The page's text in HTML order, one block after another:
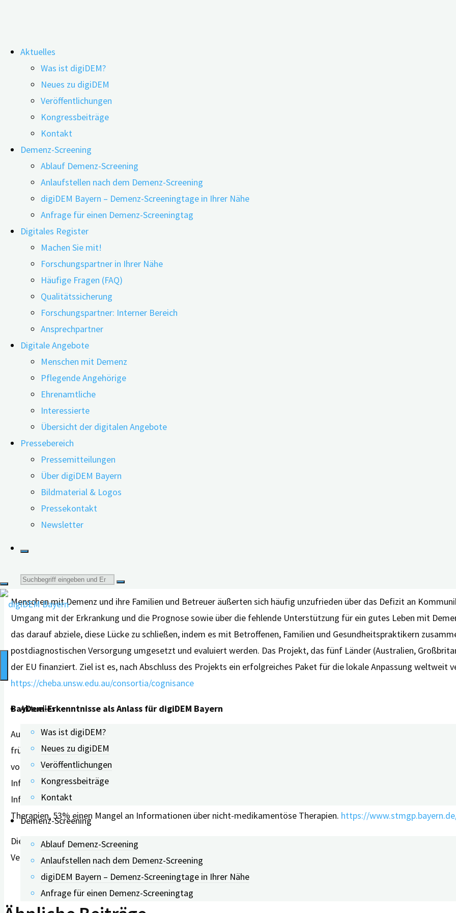
Inhalt
springen
Aktuelles
Was ist digiDEM?
Neues zu digiDEM
Veröffentlichungen
Kongressbeiträge
Kontakt
Demenz-Screening
Ablauf Demenz-Screening
Anlaufstellen nach dem Demenz-Screening
digiDEM Bayern – Demenz-Screeningtage in Ihrer Nähe
Anfrage für einen Demenz-Screeningtag
Digitales Register
Machen Sie mit!
Forschungspartner in Ihrer Nähe
Häufige Fragen (FAQ)
Qualitätssicherung
Forschungspartner: Interner Bereich
Ansprechpartner
Digitale Angebote
Menschen mit Demenz
Pflegende Angehörige
Ehrenamtliche
Interessierte
Übersicht der digitalen Angebote
Pressebereich
Pressemitteilungen
Über digiDEM Bayern
Bildmaterial & Logos
Pressekontakt
Newsletter
Suche
nach:
Aktuelles
Was ist digiDEM?
Neues zu digiDEM
Veröffentlichungen
Kongressbeiträge
Kontakt
Demenz-Screening
Ablauf Demenz-Screening
Anlaufstellen nach dem Demenz-Screening
digiDEM Bayern – Demenz-Screeningtage in Ihrer Nähe
Anfrage für einen Demenz-Screeningtag
„Nach der Diagnose… was nun?“
05.11.201925.11.2019
Schock, Trauer, Angst – eine Demenz-Diagnose bedeutet für Betroffene und ihre Angehörigen einen
Unterstützung und gezielte Informationen – die jedoch häufig zu lange auf sich warten lassen. Das berichtete
Henry Brodaty, Professor für Alter und psychische Gesundheit an der University of New South Wales in Sydney
Das digiDEM Bayern-Team mit Prof. Henry Brodaty: Michael Reichold MSc., Prof. Dr. med. Peter Kolominsky-Rabas,
Diagnoseprozess und die postdiagnostische Versorgung und Kommunikation mangelt.
Unzufriedenheit über Mangel an Information
Menschen mit Demenz und ihre Familien und Betreuer äußerten sich häufig unzufrieden über das Defizit an
Umgang mit der Erkrankung und die Prognose sowie über die fehlende Unterstützung für ein gutes Leben mit
das darauf abziele, diese Lücke zu schließen, indem es mit Betroffenen, Familien und Gesundheitspraktikern
postdiagnostischen Versorgung umgesetzt und evaluiert werden. Das Projekt, das fünf Länder (Australien,
der EU finanziert. Ziel ist es, nach Abschluss des Projekts ein erfolgreiches Paket für die lokale Anpassung weltweit
https://cheba.unsw.edu.au/consortia/cognisance
BayDem-Erkenntnisse als Anlass für digiDEM Bayern
Auch digiDEM Bayern, das ebenfalls im Rahmen der Alzheimer Europe-Konferenz vorgestellt wurde, zielt darauf ab,
frühzeitig zu unterstützen. Ein Anlass für das digitale Forschungsprojekt waren Erkenntnisse aus dem Bayerischen
von 2015-2017 an den drei Standorten Dachau, Erlangen und Kronach durchgeführt wurde. Auch in BayDem
Informationen: So gaben zum Zeitpunkt der Diagnosestellung 50% der Teilnehmenden an, keine Informationen
Informationen zur Erkrankung selbst erhalten zu haben. 37% der Angehörigen beklagten nach der
Therapien, 53% einen Mangel an Informationen über nicht-medikamentöse Therapien. https://
Die 29. Alzheimer Europe-Konferenz fand vom 23.-25. Oktober 2019 in Den Haag statt. 954 Gäste aus 46 Ländern
Verbindungen herstellen“ teil. Im Mittelpunkt stand der Austausch von Forschung, Projekten und Erfahrungen.